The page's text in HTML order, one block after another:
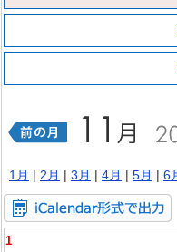
1月 | 2月 | 3月 | 4月 | 5月 | 6
1